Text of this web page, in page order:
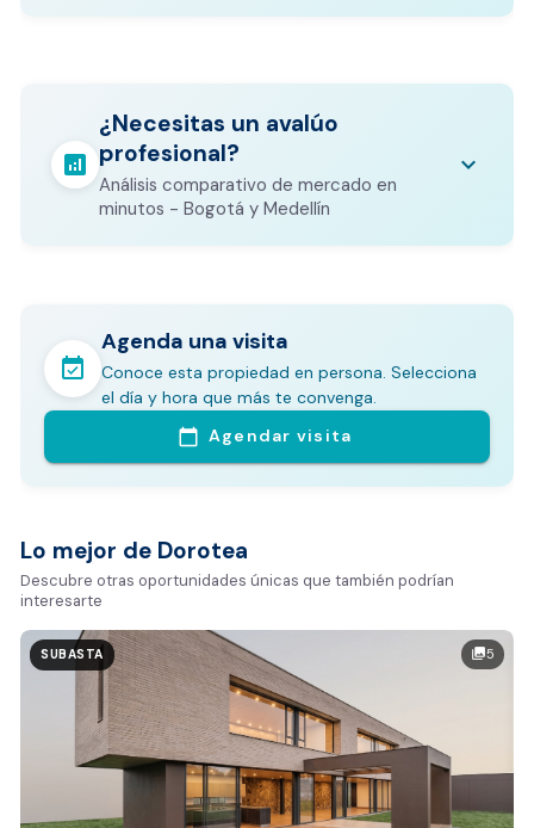
Los gastos notariales incluyen
otros costos legales que varían según el
valor del inmueble.
CALCULADORA DE GASTOS NOTARIALES
analytics
¿Necesitas un avalúo
profesional?
Análisis comparativo de mercado en
minutos - Bogotá y Medellín
keyboard_arrow_down
En pocos minutos avalúa con este Análisis
Comparativo de Mercado (inicialmente
Bogotá y Medellín)
Análisis basado en datos reales:
Tiempo promedio de venta en la zona
Rango de precios de arriendo en el sector
Valor exclusivo para clientes de Dorotea:
20.000 COP
REALIZAR AVALÚO AHORA
event_available
Agenda una visita
Conoce esta propiedad en persona. Selecciona
el día y hora que más te convenga.
calendar_today Agendar visita
Lo mejor de Dorotea
Descubre otras oportunidades únicas que también podrían
interesarte
photo_library5
SUBASTA